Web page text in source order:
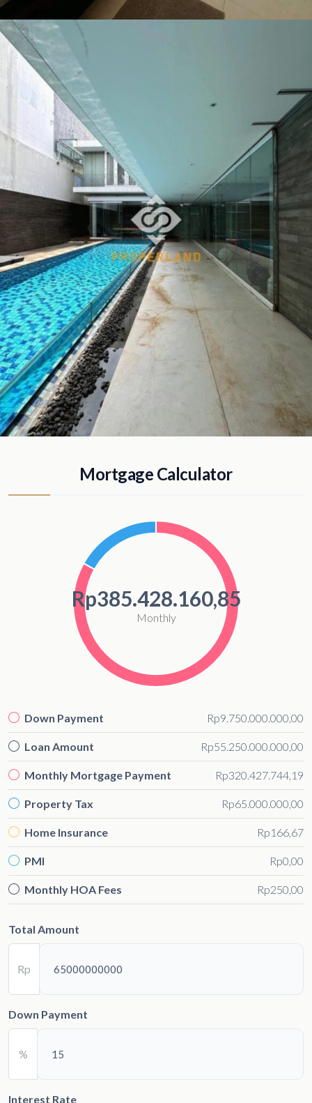
Mortgage Calculator
Rp385.428.160,85
Monthly
Down Payment Rp9.750.000.000,00
Loan Amount Rp55.250.000.000,00
Monthly Mortgage Payment Rp320.427.744,19
Property Tax Rp65.000.000,00
Home Insurance Rp166,67
PMI Rp0,00
Monthly HOA Fees Rp250,00
Total Amount
Rp
Down Payment
%
Interest Rate